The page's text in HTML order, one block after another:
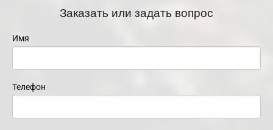
Заказать или задать вопрос
Имя
Телефон